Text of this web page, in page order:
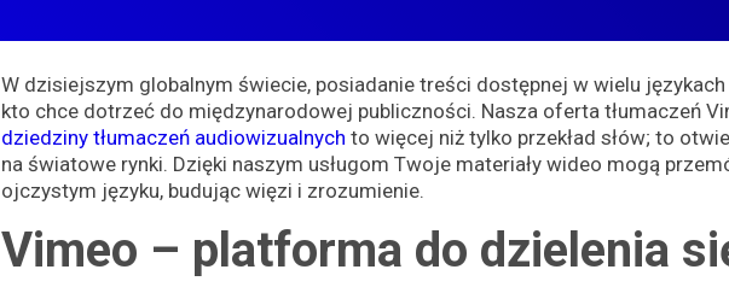
W dzisiejszym globalnym świecie, posiadanie treści dostępnej w wielu
kto chce dotrzeć do międzynarodowej publiczności. Nasza oferta tłumaczeń
dziedziny tłumaczeń audiowizualnych to więcej niż tylko przekład słów; to
na światowe rynki. Dzięki naszym usługom Twoje materiały wideo mogą
ojczystym języku, budując więzi i zrozumienie.
Vimeo – platforma do dzielenia